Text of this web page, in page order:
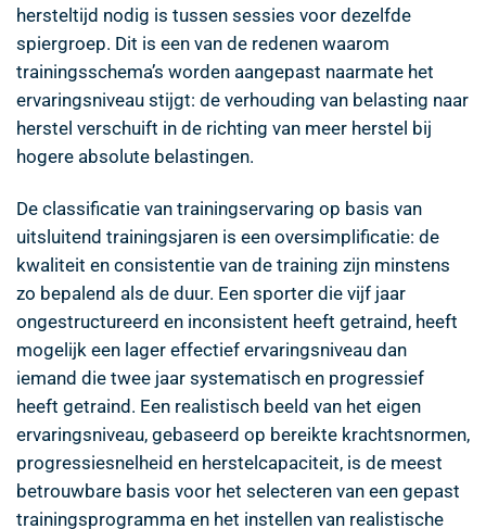
hersteltijd nodig is tussen sessies voor dezelfde
spiergroep. Dit is een van de redenen waarom
trainingsschema’s worden aangepast naarmate het
ervaringsniveau stijgt: de verhouding van belasting naar
herstel verschuift in de richting van meer herstel bij
hogere absolute belastingen.
De classificatie van trainingservaring op basis van
uitsluitend trainingsjaren is een oversimplificatie: de
kwaliteit en consistentie van de training zijn minstens
zo bepalend als de duur. Een sporter die vijf jaar
ongestructureerd en inconsistent heeft getraind, heeft
mogelijk een lager effectief ervaringsniveau dan
iemand die twee jaar systematisch en progressief
heeft getraind. Een realistisch beeld van het eigen
ervaringsniveau, gebaseerd op bereikte krachtsnormen,
progressiesnelheid en herstelcapaciteit, is de meest
betrouwbare basis voor het selecteren van een gepast
trainingsprogramma en het instellen van realistische